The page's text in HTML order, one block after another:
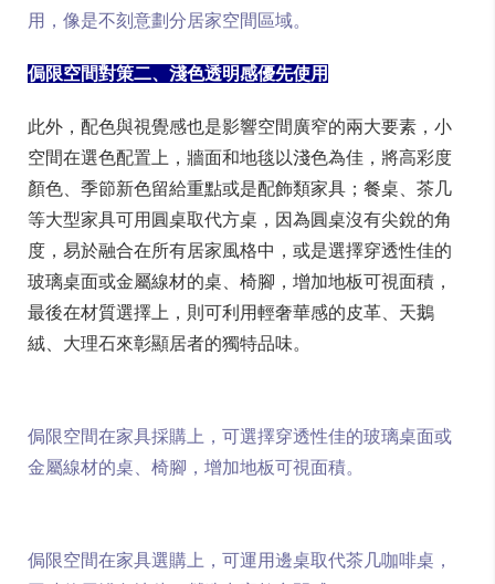
用，像是不刻意劃分居家空間區域。
侷限空間對策二、淺色透明感優先使用
此外，配色與視覺感也是影響空間廣窄的兩大要素，小
空間在選色配置上，牆面和地毯以淺色為佳，將高彩度
顏色、季節新色留給重點或是配飾類家具；餐桌、茶几
等大型家具可用圓桌取代方桌，因為圓桌沒有尖銳的角
度，易於融合在所有居家風格中，或是選擇穿透性佳的
玻璃桌面或金屬線材的桌、椅腳，增加地板可視面積，
最後在材質選擇上，則可利用輕奢華感的皮革、天鵝
絨、大理石來彰顯居者的獨特品味。
侷限空間在家具採購上，可選擇穿透性佳的玻璃桌面或
金屬線材的桌、椅腳，增加地板可視面積。
侷限空間在家具選購上，可運用邊桌取代茶几咖啡桌，